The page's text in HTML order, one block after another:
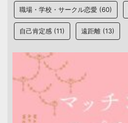
職場・学校・サークル恋愛 (60)
自己肯定感 (11) 遠距離 (13)